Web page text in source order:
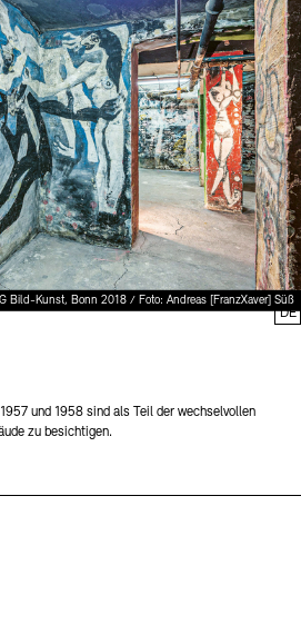
Presse
Exil-Archive
Bild-Kunst, Bonn 2018 / Foto: Andreas [FranzXaver] Süß
und 1958 sind als Teil der wechselvollen
zu besichtigen.
DE